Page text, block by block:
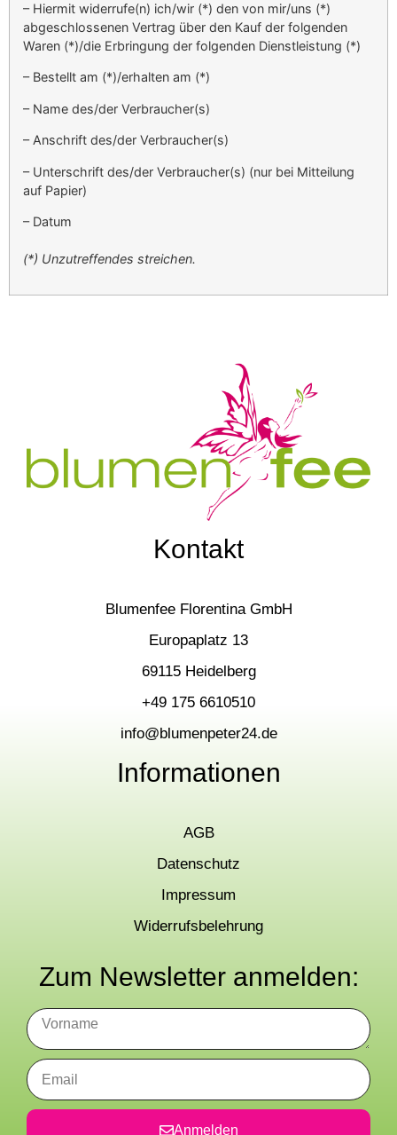
– Hiermit widerrufe(n) ich/wir (*) den von mir/uns (*)
abgeschlossenen Vertrag über den Kauf der folgenden
Waren (*)/die Erbringung der folgenden Dienstleistung (*)
– Bestellt am (*)/erhalten am (*)
– Name des/der Verbraucher(s)
– Anschrift des/der Verbraucher(s)
– Unterschrift des/der Verbraucher(s) (nur bei Mitteilung
auf Papier)
– Datum
(*) Unzutreffendes streichen.
Kontakt
Blumenfee Florentina GmbH
Europaplatz 13
69115 Heidelberg
+49 175 6610510
info@blumenpeter24.de
Informationen
AGB
Datenschutz
Impressum
Widerrufsbelehrung
Zum Newsletter anmelden:
Anmelden